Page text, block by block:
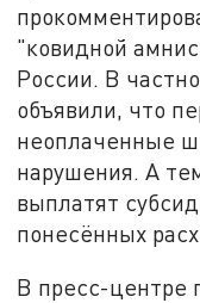
"ковидной
России. В
объявили, что
неоплаченные
нарушения. А
выплатят
понесённых
В пресс-центре